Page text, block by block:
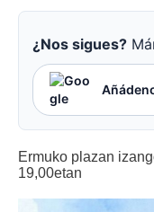
¿Nos sigues?
Ermuko plazan
19,00etan